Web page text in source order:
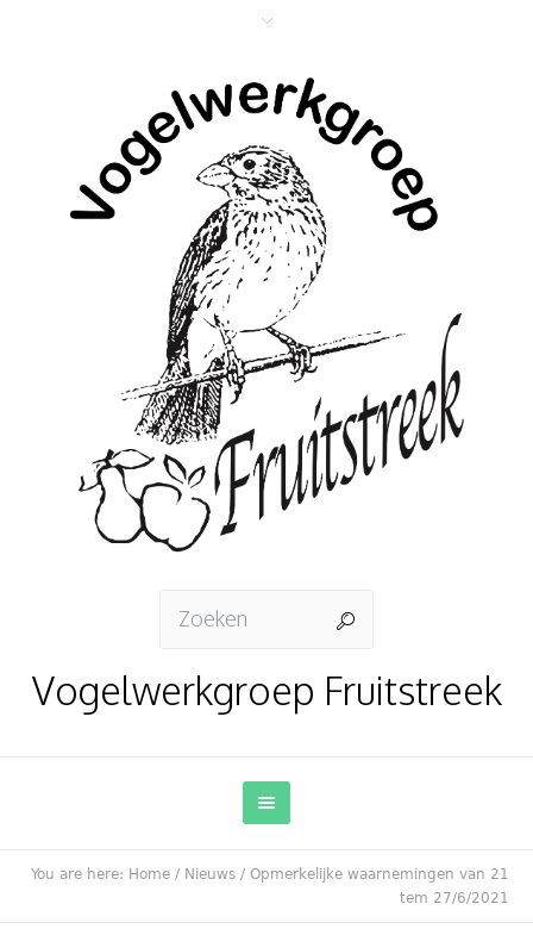
Vogelwerkgroep Fruitstreek
You are here: Home / Nieuws / Opmerkelijke waarnemingen van 21
tem 27/6/2021